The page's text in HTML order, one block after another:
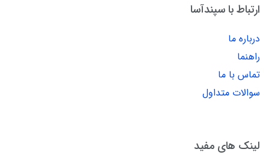
ارتباط با سپندآسا
درباره ما
راهنما
تماس با ما
سوالات متداول
لینک های مفید